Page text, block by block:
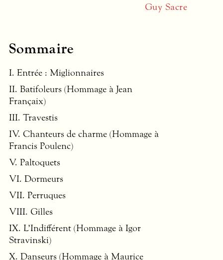
Guy Sacre
Sommaire
I. Entrée : Miglionnaires
II. Batifoleurs (Hommage à Jean
Françaix)
III. Travestis
IV. Chanteurs de charme (Hommage à
Francis Poulenc)
V. Paltoquets
VI. Dormeurs
VII. Perruques
VIII. Gilles
IX. L’Indifférent (Hommage à Igor
Stravinski)
X. Danseurs (Hommage à Maurice